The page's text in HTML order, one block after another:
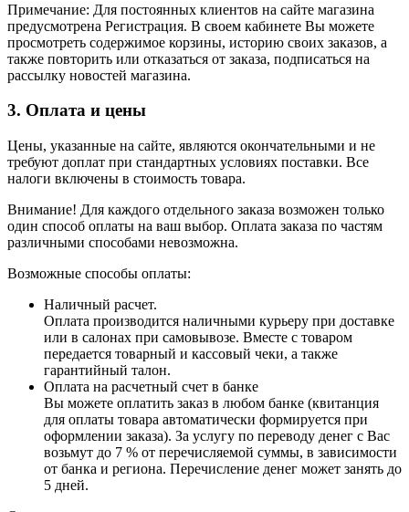
Примечание: Для постоянных клиентов на сайте магазина
предусмотрена Регистрация. В своем кабинете Вы можете
просмотреть содержимое корзины, историю своих заказов, а
также повторить или отказаться от заказа, подписаться на
рассылку новостей магазина.
3. Оплата и цены
Цены, указанные на сайте, являются окончательными и не
требуют доплат при стандартных условиях поставки. Все
налоги включены в стоимость товара.
Внимание! Для каждого отдельного заказа возможен только
один способ оплаты на ваш выбор. Оплата заказа по частям
различными способами невозможна.
Возможные способы оплаты:
Наличный расчет.
Оплата производится наличными курьеру при доставке
или в салонах при самовывозе. Вместе с товаром
передается товарный и кассовый чеки, а также
гарантийный талон.
Оплата на расчетный счет в банке
Вы можете оплатить заказ в любом банке (квитанция
для оплаты товара автоматически формируется при
оформлении заказа). За услугу по переводу денег с Вас
возьмут до 7 % от перечисляемой суммы, в зависимости
от банка и региона. Перечисление денег может занять до
5 дней.